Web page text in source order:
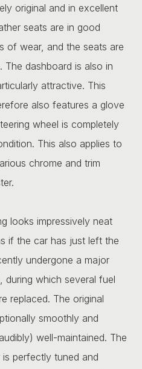
original and in excellent
seats are in good
of wear, and the seats are
dashboard is also in
attractive. This
also features a glove
wheel is completely
This also applies to
chrome and trim
looks impressively neat
if the car has just left the
undergone a major
during which several fuel
replaced. The original
smoothly and
well-maintained. The
is perfectly tuned and